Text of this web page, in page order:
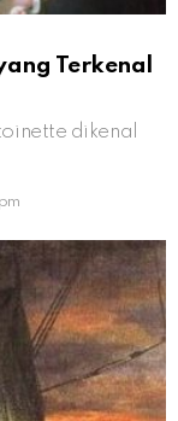
Terkenal
dikenal